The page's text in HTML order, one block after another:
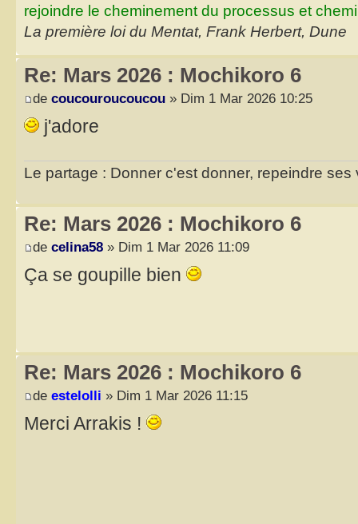
rejoindre le cheminement du processus et
La première loi du Mentat, Frank Herbert, Dune
Re: Mars 2026 : Mochikoro 6
de coucouroucoucou » Dim 1 Mar 2026 10:25
j'adore
Le partage : Donner c'est donner, repeindre ses
Re: Mars 2026 : Mochikoro 6
de celina58 » Dim 1 Mar 2026 11:09
Ça se goupille bien
Re: Mars 2026 : Mochikoro 6
de estelolli » Dim 1 Mar 2026 11:15
Merci Arrakis !